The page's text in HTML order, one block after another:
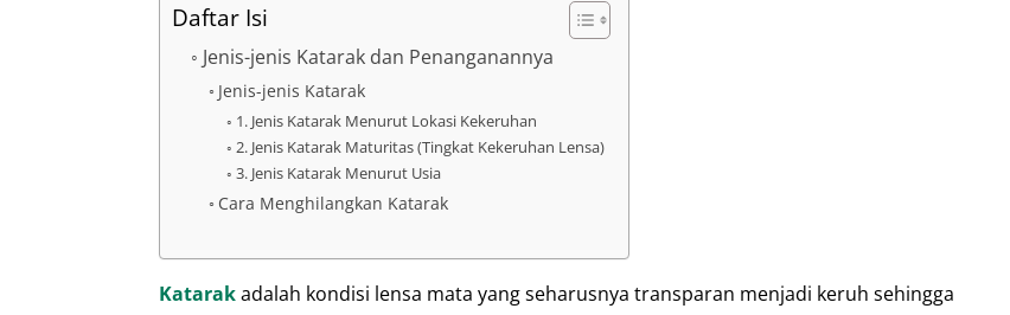
Daftar Isi
Jenis-jenis Katarak dan Penanganannya
Jenis-jenis Katarak
1. Jenis Katarak Menurut Lokasi Kekeruhan
2. Jenis Katarak Maturitas (Tingkat Kekeruhan Lensa)
3. Jenis Katarak Menurut Usia
Cara Menghilangkan Katarak
Katarakadalah kondisi lensa mata yang seharusnya transparan menjadi keruh sehingga